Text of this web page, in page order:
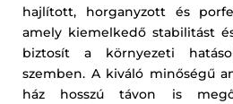
hajlított, horganyzott és
amely kiemelkedő stabilitást
biztosít a környezeti
szemben. A kiváló minőségű
ház hosszú távon is